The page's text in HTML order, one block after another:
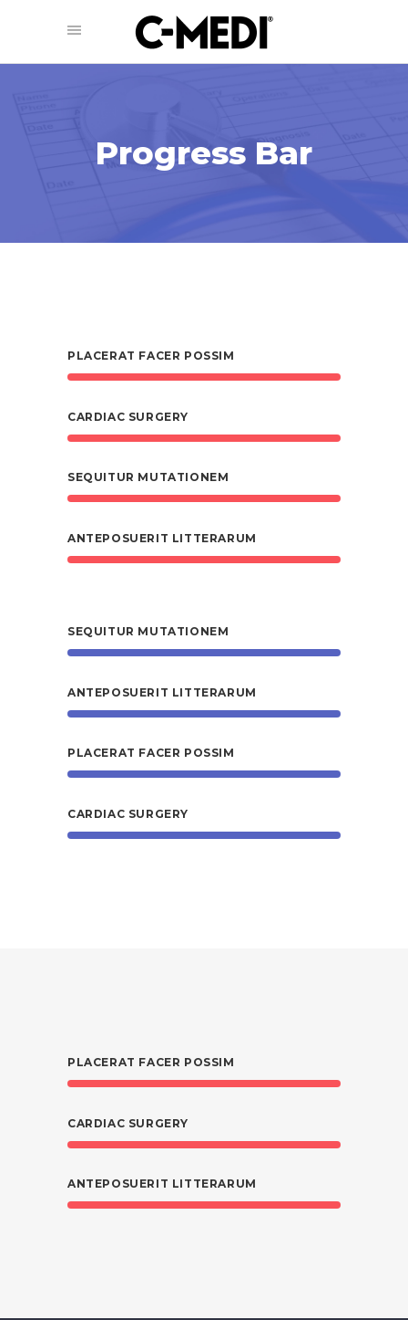
Progress Bar
PLACERAT FACER POSSIM
CARDIAC SURGERY
SEQUITUR MUTATIONEM
ANTEPOSUERIT LITTERARUM
SEQUITUR MUTATIONEM
ANTEPOSUERIT LITTERARUM
PLACERAT FACER POSSIM
CARDIAC SURGERY
PLACERAT FACER POSSIM
CARDIAC SURGERY
ANTEPOSUERIT LITTERARUM